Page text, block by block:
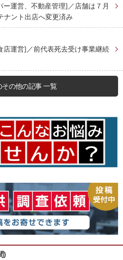
運営、不動産管理]／店舗は７月
ナント出店へ変更済み
運営]／前代表死去受け事業継続
その他の記事 一覧
)